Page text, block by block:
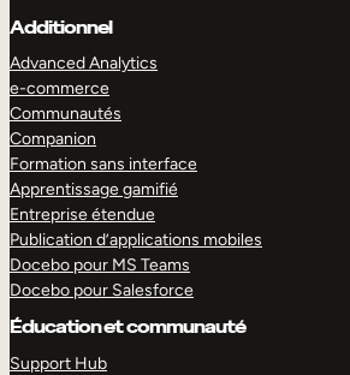
Additionnel
Advanced Analytics
e-commerce
Communautés
Companion
Formation sans interface
Apprentissage gamifié
Entreprise étendue
Publication d’applications mobiles
Docebo pour MS Teams
Docebo pour Salesforce
Éducation et communauté
Support Hub